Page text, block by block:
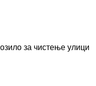
за чистење улици